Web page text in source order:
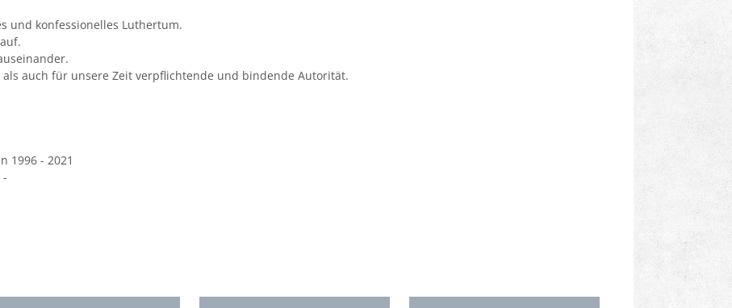
und konfessionelles Luthertum.
auch für unsere Zeit verpflichtende und bindende Autorität.
1996 - 2021
-